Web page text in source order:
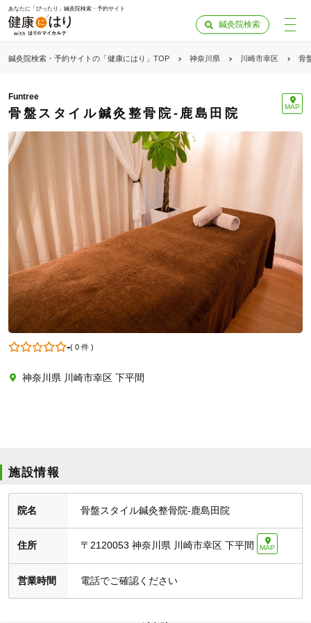
あなたに「ぴったり」鍼灸院検索・予約サイト
鍼灸院検索
鍼灸院検索・予約サイトの「健康にはり」TOP 神奈川県 川崎市幸区 骨
Funtree
骨盤スタイル鍼灸整骨院-鹿島田院 MAP
-( 0 件)
神奈川県 川崎市幸区 下平間
施設情報
院名 骨盤スタイル鍼灸整骨院-鹿島田院
住所 〒2120053 神奈川県 川崎市幸区 下平間 MAP
営業時間 電話でご確認ください
「健康にはりを見た」